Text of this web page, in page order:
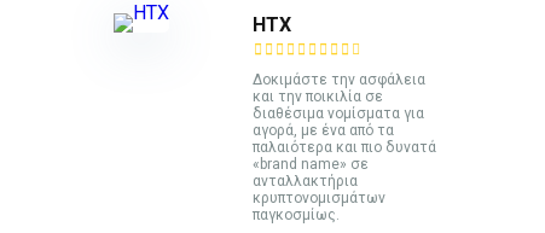
HTX
Δοκιμάστε την ασφάλεια
και την ποικιλία σε
διαθέσιμα νομίσματα για
αγορά, με ένα από τα
παλαιότερα και πιο δυνατά
«brand name» σε
ανταλλακτήρια
κρυπτονομισμάτων
παγκοσμίως.